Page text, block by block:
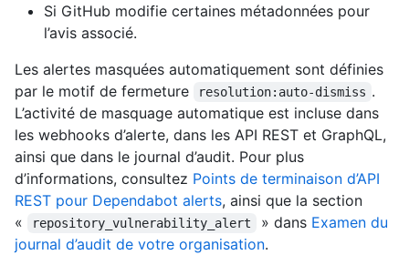
Si GitHub modifie certaines métadonnées pour
l’avis associé.
Les alertes masquées automatiquement sont définies
par le motif de fermeture
resolution:auto-dismiss .
L’activité de masquage automatique est incluse dans
les webhooks d’alerte, dans les API REST et GraphQL,
ainsi que dans le journal d’audit. Pour plus
d’informations, consultez Points de terminaison d’API
REST pour Dependabot alerts, ainsi que la section
«
repository_vulnerability_alert » dans Examen du
journal d’audit de votre organisation.